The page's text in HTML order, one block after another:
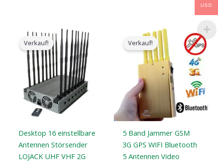
Verkauf!
Desktop 16 einstellbare
Antennen Störsender
LOJACK UHF VHF 2G
ursprüngliche
Preis
war:
$2,299.00.
Der
aktuelle
Preis
ist:
$1,659.99.
Verkauf!
5 Band Jammer GSM
3G GPS WIFI Bluetooth
5 Antennen Video
Der
ursprüngliche
Preis
war:
$399.00.
aktuelle
Preis
$209.88.
USD